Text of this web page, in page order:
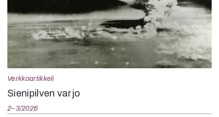
Verkkoartikkeli
Sienipilven varjo
2–3/2026